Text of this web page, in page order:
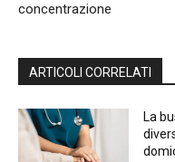
concentrazione
ARTICOLI CORRELATI
La